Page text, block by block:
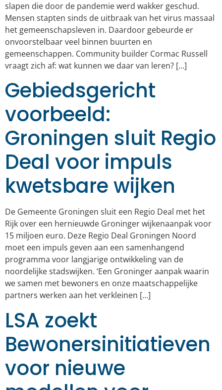
slapen die door de pandemie werd wakker geschud.
Mensen stapten sinds de uitbraak van het virus massaal
het gemeenschapsleven in. Daardoor gebeurde er
onvoorstelbaar veel binnen buurten en
gemeenschappen. Community builder Cormac Russell
vraagt zich af: wat kunnen we daar van leren? […]
Gebiedsgericht
voorbeeld:
Groningen sluit Regio
Deal voor impuls
kwetsbare wijken
De Gemeente Groningen sluit een Regio Deal met het
Rijk over een hernieuwde Groninger wijkenaanpak voor
15 miljoen euro. Deze Regio Deal Groningen Noord
moet een impuls geven aan een samenhangend
programma voor langjarige ontwikkeling van de
noordelijke stadswijken. ‘Een Groninger aanpak waarin
we samen met bewoners en onze maatschappelijke
partners werken aan het verkleinen […]
LSA zoekt
Bewonersinitiatieven
voor nieuwe